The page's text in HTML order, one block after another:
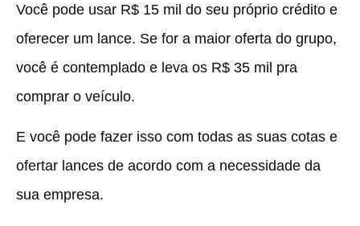
Você pode usar R$ 15 mil do seu próprio crédito e
oferecer um lance. Se for a maior oferta do grupo,
você é contemplado e leva os R$ 35 mil pra
comprar o veículo.
E você pode fazer isso com todas as suas cotas e
ofertar lances de acordo com a necessidade da
sua empresa.